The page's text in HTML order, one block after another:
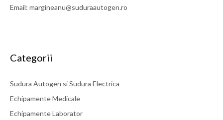
Email: margineanu@suduraautogen.ro
Categorii
Sudura Autogen si Sudura Electrica
Echipamente Medicale
Echipamente Laborator